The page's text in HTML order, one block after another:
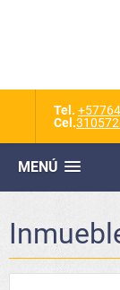
Tel.
Cel.
MENÚ